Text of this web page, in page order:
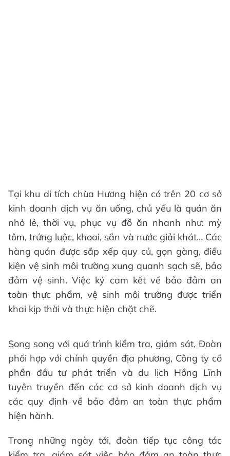
Tại khu di tích chùa Hương hiện có trên 20 cơ sở
kinh doanh dịch vụ ăn uống, chủ yếu là quán ăn
nhỏ lẻ, thời vụ, phục vụ đồ ăn nhanh như: mỳ
tôm, trứng luộc, khoai, sắn và nước giải khát… Các
hàng quán được sắp xếp quy củ, gọn gàng, điều
kiện vệ sinh môi trường xung quanh sạch sẽ, bảo
đảm vệ sinh. Việc ký cam kết về bảo đảm an
toàn thực phẩm, vệ sinh môi trường được triển
khai kịp thời và thực hiện chặt chẽ.
Song song với quá trình kiểm tra, giám sát, Đoàn
phối hợp với chính quyền địa phương, Công ty cổ
phần đầu tư phát triển và du lịch Hồng Lĩnh
tuyên truyền đến các cơ sở kinh doanh dịch vụ
các quy định về bảo đảm an toàn thực phẩm
hiện hành.
Trong những ngày tới, đoàn tiếp tục công tác